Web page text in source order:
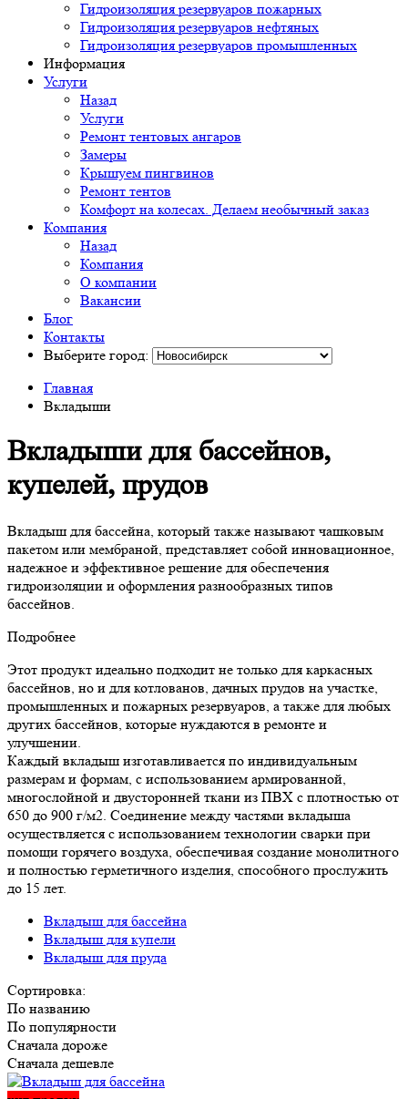
Гидроизоляция резервуаров пожарных
Гидроизоляция резервуаров нефтяных
Гидроизоляция резервуаров промышленных
Информация
Услуги
Назад
Услуги
Ремонт тентовых ангаров
Замеры
Крышуем пингвинов
Ремонт тентов
Комфорт на колесах. Делаем необычный заказ
Компания
Назад
Компания
О компании
Вакансии
Блог
Контакты
Выберите город:
Главная
Вкладыши
Вкладыши для бассейнов,
купелей, прудов
Вкладыш для бассейна, который также называют чашковым
пакетом или мембраной, представляет собой инновационное,
надежное и эффективное решение для обеспечения
гидроизоляции и оформления разнообразных типов
бассейнов.
Подробнее
Этот продукт идеально подходит не только для каркасных
бассейнов, но и для котлованов, дачных прудов на участке,
промышленных и пожарных резервуаров, а также для любых
других бассейнов, которые нуждаются в ремонте и
улучшении.
Каждый вкладыш изготавливается по индивидуальным
размерам и формам, с использованием армированной,
многослойной и двусторонней ткани из ПВХ с плотностью от
650 до 900 г/м2. Соединение между частями вкладыша
осуществляется с использованием технологии сварки при
помощи горячего воздуха, обеспечивая создание монолитного
и полностью герметичного изделия, способного прослужить
до 15 лет.
Вкладыш для бассейна
Вкладыш для купели
Вкладыш для пруда
Сортировка:
По названию
По популярности
Сначала дороже
Сначала дешевле